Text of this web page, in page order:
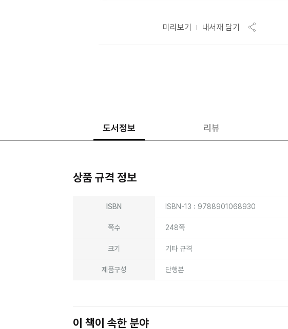
미리보기 내서재 담기
도서정보 리뷰
상품 규격 정보
ISBN ISBN-13 : 9788901068930
쪽수 248쪽
크기 기타 규격
제품구성 단행본
이 책이 속한 분야